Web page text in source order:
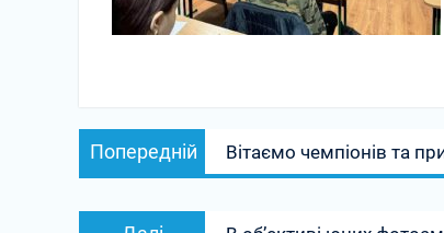
Навігація
записів
Попередній
Попередній
запис:
Вітаємо чемпіонів та
Наступний